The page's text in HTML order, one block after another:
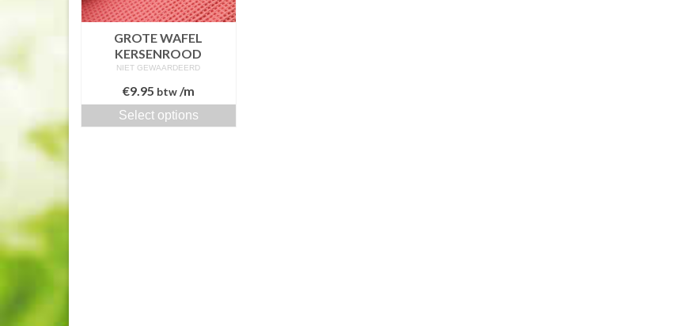
GROTE WAFEL
KERSENROOD
NIET GEWAARDEERD
€9.95 btw/m
Select options